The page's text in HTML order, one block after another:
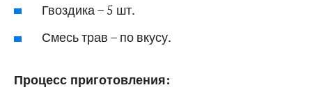
Гвоздика – 5 шт.
Смесь трав – по вкусу.
Процесс приготовления: